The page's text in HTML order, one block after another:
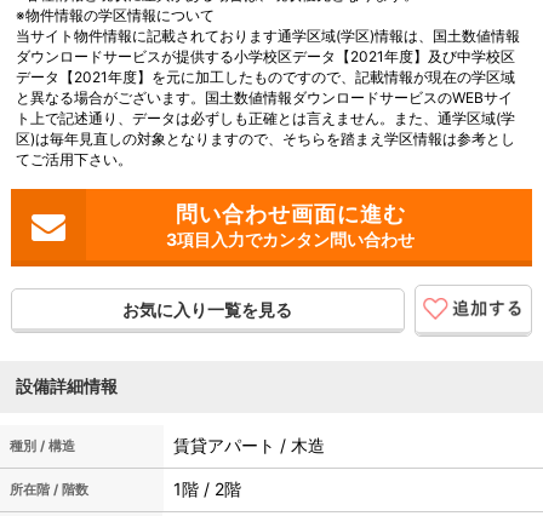
※物件情報の学区情報について
当サイト物件情報に記載されております通学区域(学区)情報は、国土数値情報
ダウンロードサービスが提供する小学校区データ【2021年度】及び中学校区
データ【2021年度】を元に加工したものですので、記載情報が現在の学区域
と異なる場合がございます。国土数値情報ダウンロードサービスのWEBサイ
ト上で記述通り、データは必ずしも正確とは言えません。また、通学区域(学
区)は毎年見直しの対象となりますので、そちらを踏まえ学区情報は参考とし
てご活用下さい。
3項目入力でカンタン問い合わせ
お気に入り一覧を見る
設備詳細情報
種別 / 構造 賃貸アパート / 木造
所在階 / 階数
1階 / 2階